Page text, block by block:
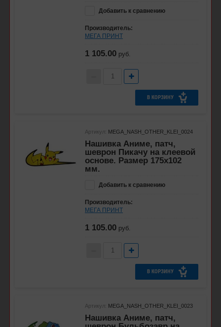
Добавить к сравнению
Производитель:
МЕГА ПРИНТ
1 105.00 руб.
В КОРЗИНУ
Артикул: MEGA_NASH_OTHER_KLEI_0024
Нашивка Аниме, патч,
шеврон Пикачу на клеевой
основе. Размер 175х102
мм.
Добавить к сравнению
Производитель:
МЕГА ПРИНТ
1 105.00 руб.
В КОРЗИНУ
Артикул: MEGA_NASH_OTHER_KLEI_0023
Нашивка Аниме, патч,